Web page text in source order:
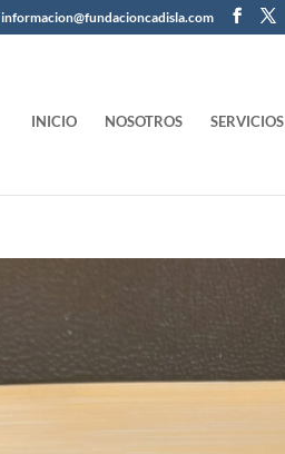
informacion@fundacioncadisla.com
INICIO NOSOTROS SERVICIOS